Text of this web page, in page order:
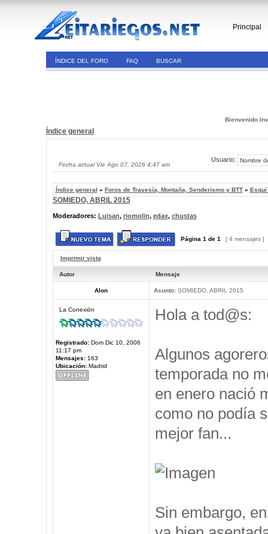
Principal
ÍNDICE DEL FORO FAQ BUSCAR
Bienvenido
Índice general
Fecha actual Vie Ago 07, 2026 4:47 am
Usuario:
Índice general » Foros de Travesía, Montaña, Senderismo y BTT» Esquí
SOMIEDO, ABRIL 2015
Moderadores: Luisan, riomolin, edax, chustas
Página 1 de 1 [ 4 mensajes ]
Imprimir vista
Autor Mensaje
Alon Asunto:SOMIEDO, ABRIL 2015
La Conexión
Registrado:Dom Dic 10, 2006
11:17 pm
Mensajes:163
Ubicación:Madrid
Hola a tod@s:
Algunos
temporada no
en enero nació
como no podía
mejor fan...
Sin embargo,